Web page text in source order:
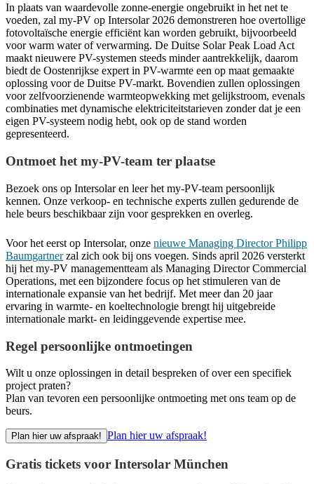
In plaats van waardevolle zonne-energie ongebruikt in het net te
voeden, zal my-PV op Intersolar 2026 demonstreren hoe overtollige
fotovoltaïsche energie efficiënt kan worden gebruikt, bijvoorbeeld
voor warm water of verwarming. De Duitse Solar Peak Load Act
maakt nieuwere PV-systemen steeds minder aantrekkelijk, daarom
biedt de Oostenrijkse expert in PV-warmte een op maat gemaakte
oplossing voor de Duitse PV-markt. Bovendien zullen oplossingen
voor zelfvoorzienende warmteopwekking met gelijkstroom, evenals
combinaties met dynamische elektriciteitstarieven zonder dat je een
eigen PV-systeem nodig hebt, ook op de stand worden
gepresenteerd.
Ontmoet het my-PV-team ter plaatse
Bezoek ons op Intersolar en leer het my-PV-team persoonlijk
kennen. Onze verkoop- en technische experts zullen gedurende de
hele beurs beschikbaar zijn voor gesprekken en overleg.
Voor het eerst op Intersolar, onze nieuwe Managing Director Philipp
Baumgartnerzal zich ook bij ons voegen. Sinds april 2026 versterkt
hij het my-PV managementteam als Managing Director Commercial
Operations, met een bijzondere focus op het stimuleren van de
internationale expansie van het bedrijf. Met meer dan 20 jaar
ervaring in warmte- en koeltechnologie brengt hij uitgebreide
internationale markt- en leidinggevende expertise mee.
Regel persoonlijke ontmoetingen
Wilt u onze oplossingen in detail bespreken of over een specifiek
project praten?
Plan van tevoren een persoonlijke ontmoeting met ons team op de
beurs.
Plan hier uw afspraak! Plan hier uw afspraak!
Gratis tickets voor Intersolar München